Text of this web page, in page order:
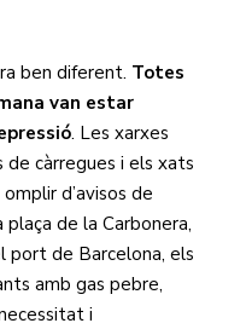
ben diferent. Totes
van estar
. Les xarxes
de càrregues i els xats
d’avisos de
de la Carbonera,
port de Barcelona, els
amb gas pebre,
i